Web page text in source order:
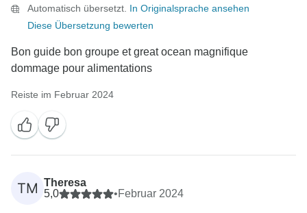
Automatisch übersetzt. In Originalsprache ansehen
Diese Übersetzung bewerten
Bon guide bon groupe et great ocean magnifique
dommage pour alimentations
Reiste im Februar 2024
TM Theresa
5,0
•Februar 2024